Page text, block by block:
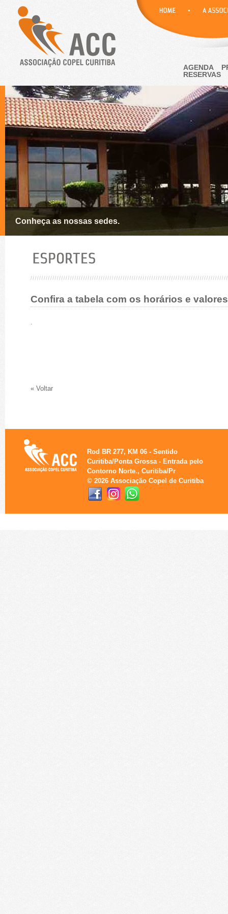
AGENDA
RESERVAS
Conheça as nossas sedes.
Confira a tabela com os horários e
.
« Voltar
Rod BR 277, KM 06 - Sentido
Curitiba/Ponta Grossa - Entrada pelo
Contorno Norte., Curitiba/Pr
© 2026 Associação Copel de Curitiba